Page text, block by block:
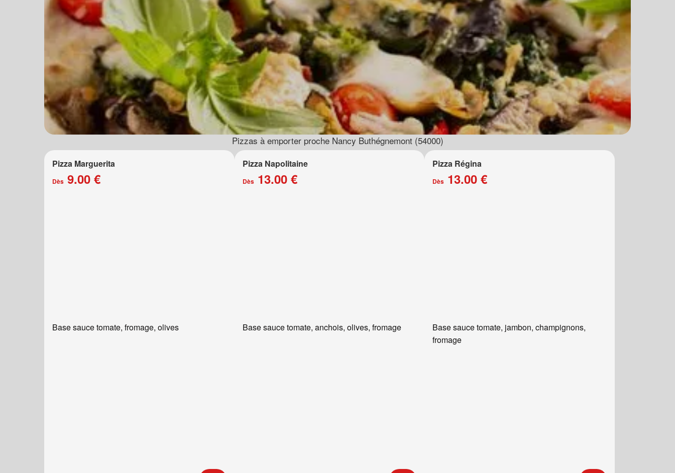
Pizzas à emporter proche Nancy Buthégnemont (54000)
Pizza Marguerita
Dès 9.00 €
Base sauce tomate, fromage, olives
Pizza Napolitaine
Dès13.00 €
Base sauce tomate, anchois, olives, fromage
Pizza Régina
Dès 13.00 €
Base sauce tomate, jambon, champignons,
fromage